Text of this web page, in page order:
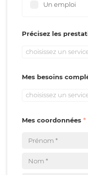
Un emploi
Précisez les
choisissez un
Mes besoins
choisissez un
Mes coordonnées